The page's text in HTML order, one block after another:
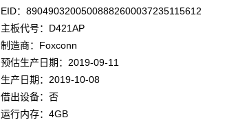
EID：89049032005008882600037235115612
主板代号：D421AP
制造商：Foxconn
预估生产日期：2019-09-11
生产日期：2019-10-08
借出设备：否
运行内存：4GB